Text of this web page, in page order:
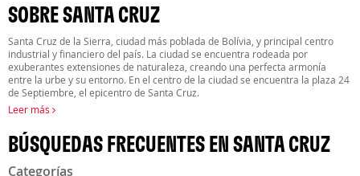
SOBRE SANTA CRUZ
Santa Cruz de la Sierra, ciudad más poblada de Bolívia, y principal centro
industrial y financiero del país. La ciudad se encuentra rodeada por
exuberantes extensiones de naturaleza, creando una perfecta armonía
entre la urbe y su entorno. En el centro de la ciudad se encuentra la plaza 24
de Septiembre, el epicentro de Santa Cruz.
Leer más
BÚSQUEDAS FRECUENTES EN SANTA CRUZ
Categorías